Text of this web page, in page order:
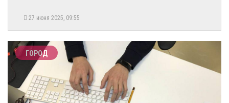
27 июня 2025, 09:55
ГОРОД